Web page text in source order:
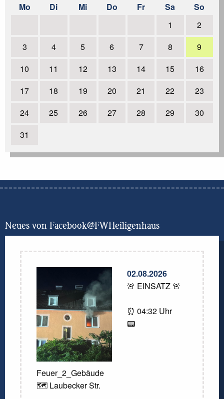
06.07.2017
| Eltern zu Gast beim Jugendfeuerwehr-Dienst
previous
Mo Di Mi Do Fr Sa
So
1
2
3
4 5 6 7 8
9
10
11 12 13 14 15
16
17
18 19 20 21 22
23
24
25 26 27 28 29
30
31
Neues von Facebook@FWHeiligenhaus
02.08.2026
🚨 EINSATZ 🚨
⏰ 04:32 Uhr
📟
Feuer_2_Gebäude
🗺️ Laubecker Str.